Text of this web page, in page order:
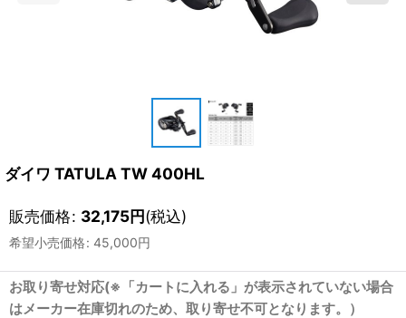
ダイワ TATULA TW 400HL
販売価格: 32,175円(税込)
希望小売価格: 45,000円
お取り寄せ対応(※「カートに入れる」が表示されていない場合
はメーカー在庫切れのため、取り寄せ不可となります。）